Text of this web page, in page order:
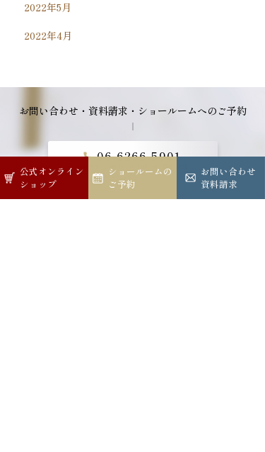
公式オンライン
ショップ
ショールームの
ご予約
お問い合わせ
資料請求
公式オンライン
ショップ
ショールームの
ご予約
お問い合わせ
資料請求
2022年5月
2022年4月
お問い合わせ・資料請求・ショールームへのご予約
06-6266-5901